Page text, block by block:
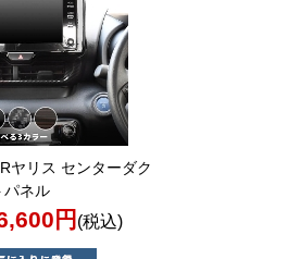
ヤリス センターダク
パネル
円 (税込)